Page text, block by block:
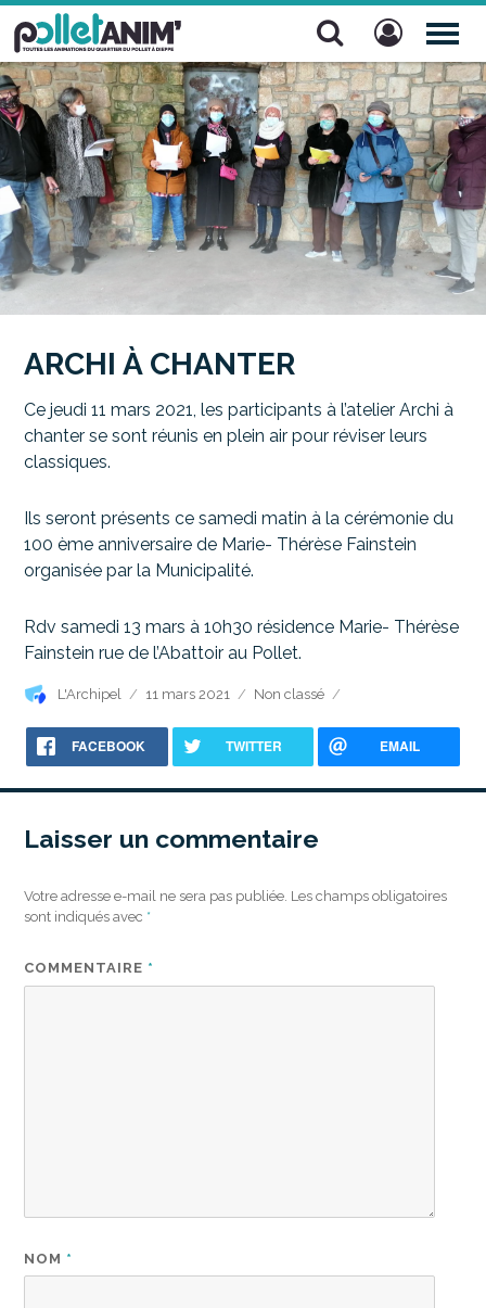
Pollet Anim'
ARCHI À CHANTER
Ce jeudi 11 mars 2021, les participants à l’atelier Archi à
chanter se sont réunis en plein air pour réviser leurs
classiques.
Ils seront présents ce samedi matin à la cérémonie du
100 ème anniversaire de Marie- Thérèse Fainstein
organisée par la Municipalité.
Rdv samedi 13 mars à 10h30 résidence Marie- Thérèse
Fainstein rue de l’Abattoir au Pollet.
Auteur
L'Archipel
Publié
11 mars 2021 Catégories
Non classé
FACEBOOK TWITTER EMAIL
Laisser un commentaire
Votre adresse e-mail ne sera pas publiée. Les champs obligatoires
sont indiqués avec *
COMMENTAIRE *
NOM *